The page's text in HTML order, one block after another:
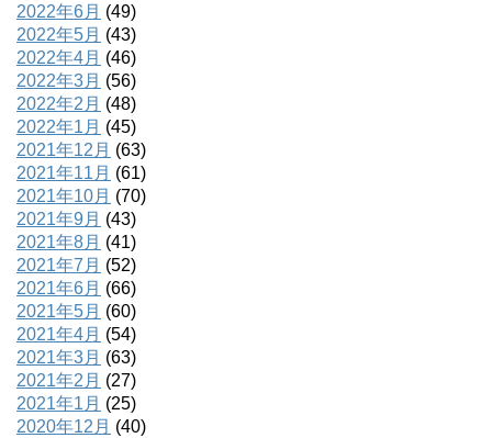
2022年6月 (49)
2022年5月 (43)
2022年4月 (46)
2022年3月 (56)
2022年2月 (48)
2022年1月 (45)
2021年12月 (63)
2021年11月 (61)
2021年10月 (70)
2021年9月 (43)
2021年8月 (41)
2021年7月 (52)
2021年6月 (66)
2021年5月 (60)
2021年4月 (54)
2021年3月 (63)
2021年2月 (27)
2021年1月 (25)
2020年12月 (40)